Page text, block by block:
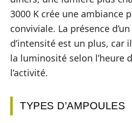
3000 K crée une ambiance
conviviale. La présence
d’intensité est un plus, car
la luminosité selon l’heure
l’activité.
TYPES D’AMPOULES